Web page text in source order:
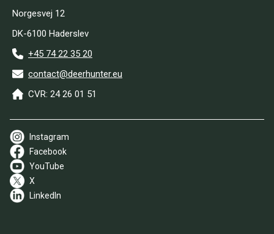
Norgesvej 12
DK-6100 Haderslev
+45 74 22 35 20
contact@deerhunter.eu
CVR: 24 26 01 51
Instagram
Facebook
YouTube
X
LinkedIn